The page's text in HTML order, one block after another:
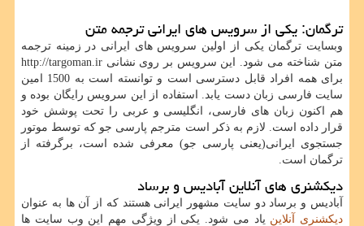
ترگمان: یکی از سرویس های ایرانی ترجمه متن
وبسایت ترگمان یکی از اولین سرویس های ایرانی در زمینه ترجمه
متن شناخته می شود. این سرویس بر روی نشانی http://targoman.ir
برای همه افراد قابل دسترسی است و توانسته است به 1500 امین
سایت فارسی زبان دست یابد. استفاده از این سرویس رایگان بوده و
هم اکنون زبان های فارسی، انگلیسی و عربی را تحت پوشش خود
قرار داده است. لازم به ذکر است مترجم پارسی جو که توسط موتور
جستجوی ایرانی(یعنی پارسی جو) معرفی شده است، برگرفته از
ترگمان است.
دیکشنری های آنلاین آبادیس و برساد
آبادیس و برساد دو سایت مشهور ایرانی هستند که از آن ها به عنوان
دیکشنری آنلاین یاد می شود. یکی از ویژگی مهم این وب سایت ها